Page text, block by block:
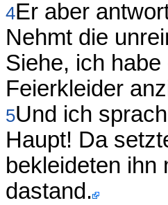
4Er aber
Nehmt die
Siehe, ich
Feierkleider
5Und ich
Haupt! Da
bekleideten
dastand.